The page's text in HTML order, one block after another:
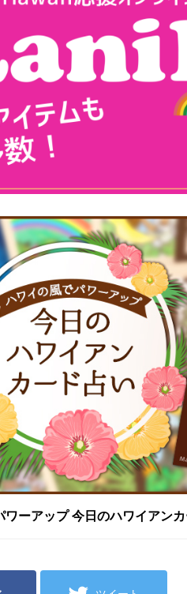
ワーアップ 今日のハワイアン